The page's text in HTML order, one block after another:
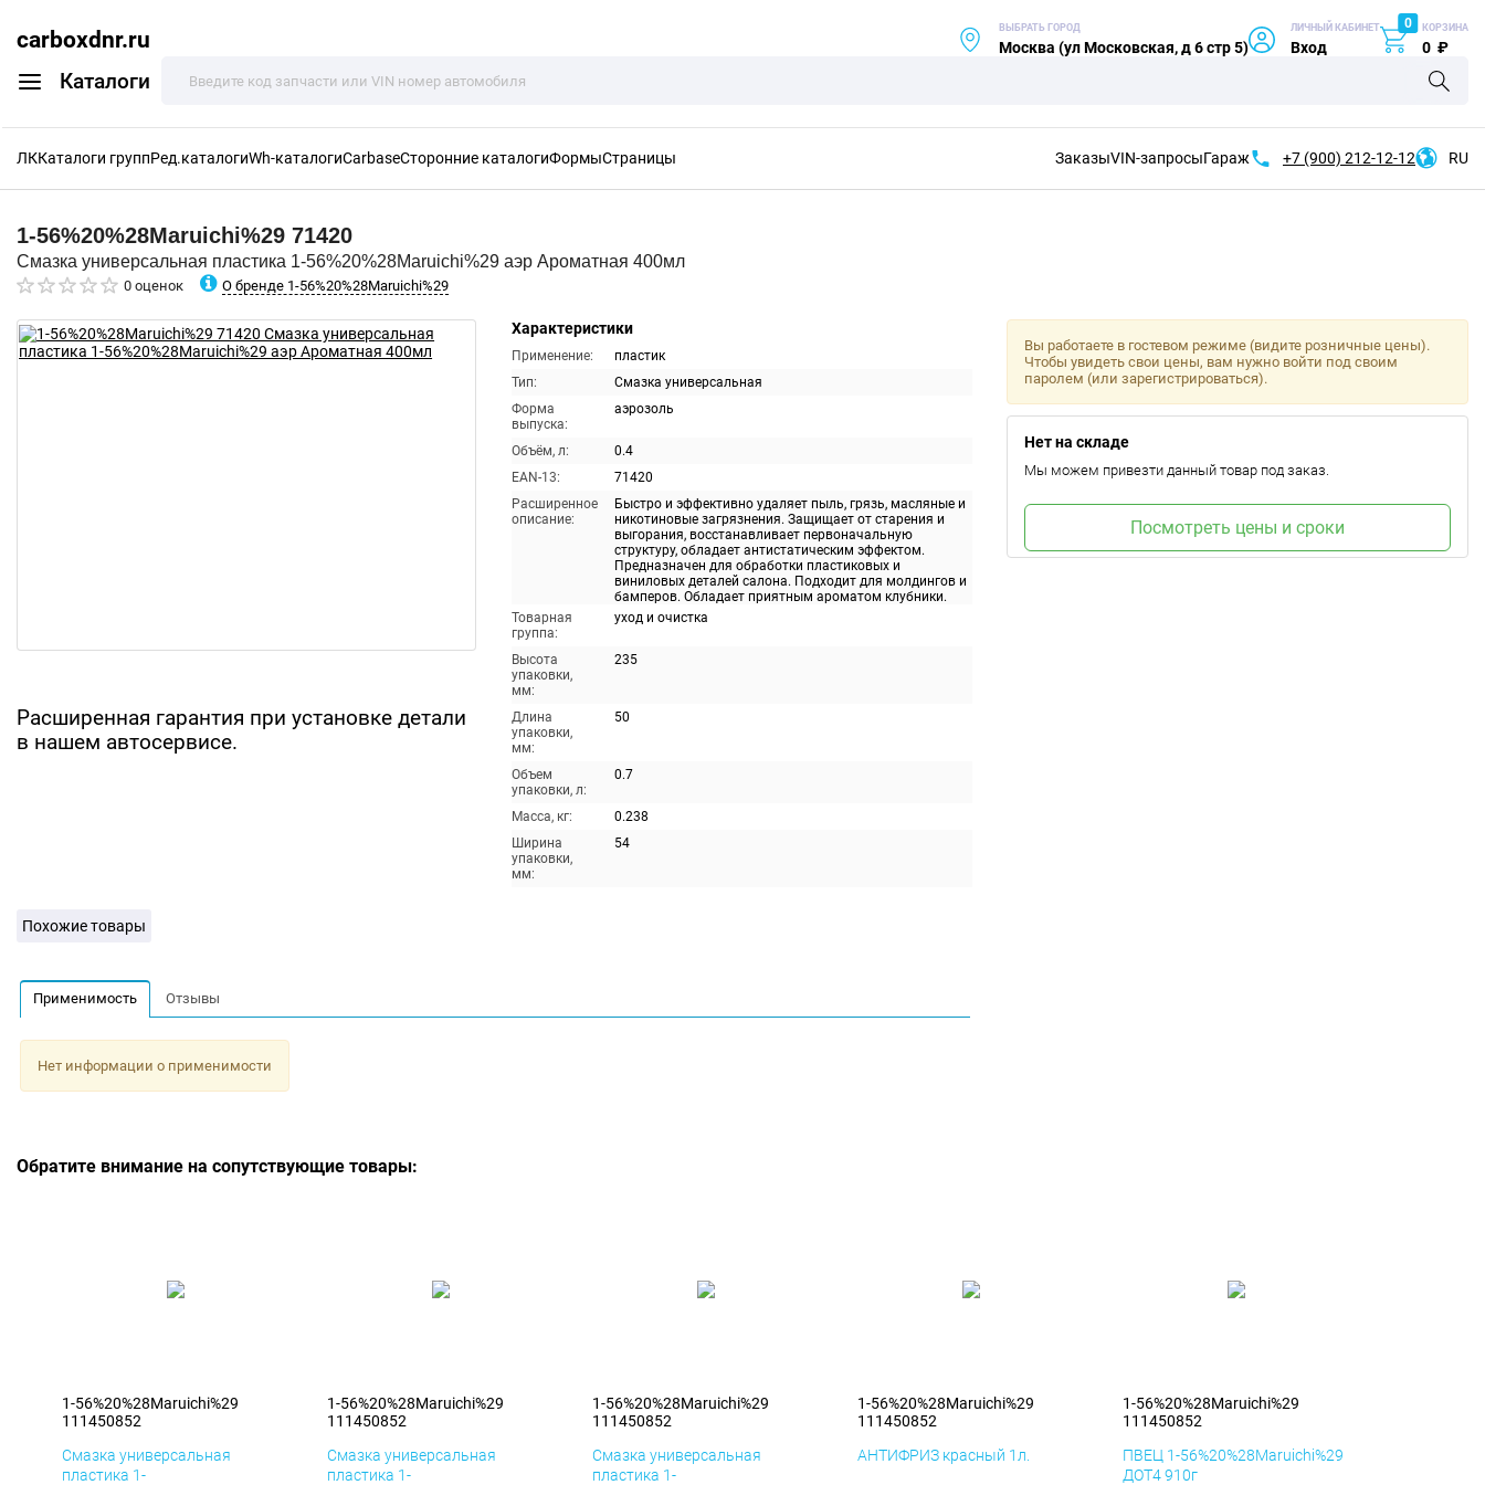
carboxdnr.ru
Каталоги
ВЫБРАТЬ ГОРОД
Москва (ул Московская, д 6 стр 5)
ЛИЧНЫЙ КАБИНЕТ
Вход
0 КОРЗИНА
0 ₽
ЛККаталоги группРед.каталогиWh-каталогиCarbaseСторонние каталогиФормыСтраницы ЗаказыVIN-запросыГараж +7 (900) 212-12-12 RU
1-56%20%28Maruichi%29 71420
Смазка универсальная пластика 1-56%20%28Maruichi%29 аэр Ароматная 400мл
0 оценок О бренде 1-56%20%28Maruichi%29
Расширенная гарантия при установке детали
в нашем автосервисе.
Характеристики
Применение:
пластик
Тип:
Смазка универсальная
Форма
выпуска:
аэрозоль
Объём, л:
0.4
EAN-13:
71420
Расширенное
описание:
Быстро и эффективно удаляет пыль, грязь, масляные и
никотиновые загрязнения. Защищает от старения и
выгорания, восстанавливает первоначальную
структуру, обладает антистатическим эффектом.
Предназначен для обработки пластиковых и
виниловых деталей салона. Подходит для молдингов и
бамперов. Обладает приятным ароматом клубники.
Товарная
группа:
уход и очистка
Высота
упаковки,
мм:
235
Длина
упаковки,
мм:
50
Объем
упаковки, л:
0.7
Масса, кг:
0.238
Ширина
упаковки,
мм:
54
Вы работаете в гостевом режиме (видите розничные цены).
Чтобы увидеть свои цены, вам нужно войти под своим
паролем (или зарегистрироваться).
Нет на складе
Мы можем привезти данный товар под заказ.
Посмотреть цены и сроки
Похожие товары
Применимость Отзывы
Нет информации о применимости
Обратите внимание на сопутствующие товары:
1-56%20%28Maruichi%29
111450852
Смазка универсальная
пластика 1-
1-56%20%28Maruichi%29
111450852
Смазка универсальная
пластика 1-
1-56%20%28Maruichi%29
111450852
Смазка универсальная
пластика 1-
1-56%20%28Maruichi%29
111450852
АНТИФРИЗ красный 1л.
1-56%20%28Maruichi%29
111450852
ПВЕЦ 1-56%20%28Maruichi%29
ДОТ4 910г